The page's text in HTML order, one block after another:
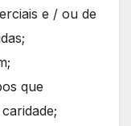
e / ou de
que